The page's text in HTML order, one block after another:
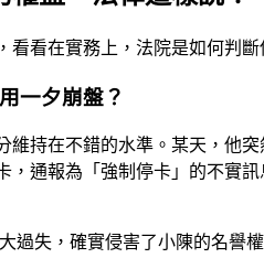
看看在實務上，法院是如何判斷
一夕崩盤？
維持在不錯的水準。某天，他
，通報為「強制停卡」的不實
過失，確實侵害了小陳的名譽